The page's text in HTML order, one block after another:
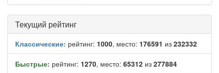
Текущий рейтинг
Классические: рейтинг: 1000, место: 176591 из 232332
Быстрые: рейтинг: 1270, место: 65312 из 277884